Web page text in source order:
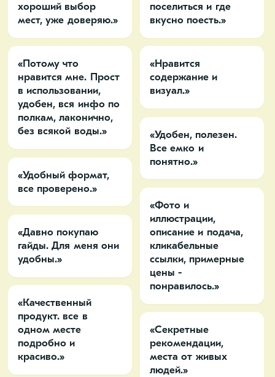
хороший выбор
мест, уже доверяю.»
«Потому что
нравится мне. Прост
в использовании,
удобен, вся инфо по
полкам, лаконично,
без всякой воды.»
«Удобный формат,
все проверено.»
«Давно покупаю
гайды. Для меня они
удобны.»
«Качественный
продукт. все в
одном месте
подробно и
красиво.»
поселиться и где
вкусно поесть.»
«Нравится
содержание и
визуал.»
«Удобен, полезен.
Все емко и
понятно.»
«Фото и
иллюстрации,
описание и подача,
кликабельные
ссылки, примерные
цены -
понравилось.»
«Секретные
рекомендации,
места от живых
людей.»